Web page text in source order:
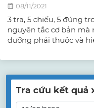
08/11/2021
3 tra, 5 chiếu, 5 đúng
nguyên tắc cơ bản mà
dưỡng phải thuộc và
Tra cứu kết quả